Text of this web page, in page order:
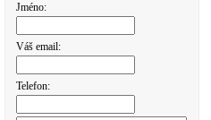
Jméno:
Váš email:
Telefon: